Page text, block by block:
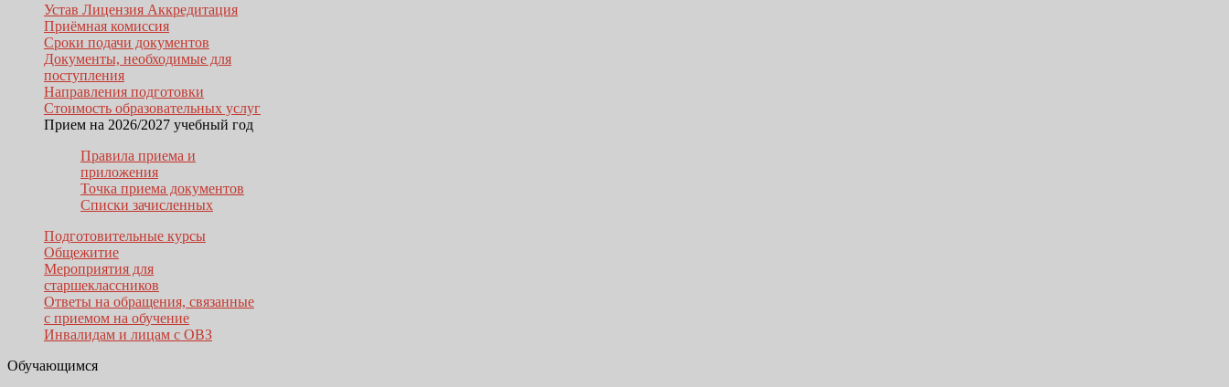
Устав Лицензия Аккредитация
Приёмная комиссия
Сроки подачи документов
Документы, необходимые для
поступления
Направления подготовки
Стоимость образовательных услуг
Прием на 2026/2027 учебный год
Правила приема и
приложения
Точка приема документов
Списки зачисленных
Подготовительные курсы
Общежитие
Мероприятия для
старшеклассников
Ответы на обращения, связанные
с приемом на обучение
Инвалидам и лицам с ОВЗ
Обучающимся